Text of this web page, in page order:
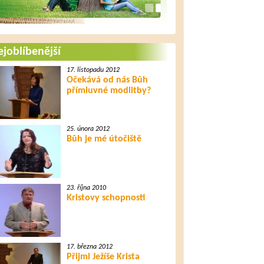
17. listopadu 2012
Očekává od nás Bůh
přímluvné modlitby?
25. února 2012
Bůh je mé útočiště
23. října 2010
Kristovy schopnosti
17. března 2012
Přijmi Ježíše Krista